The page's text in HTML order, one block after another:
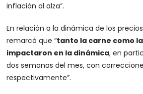
inflación al alza”.
En relación a la dinámica de los
remarcó que “tanto la carne como
impactaron en la dinámica, en
dos semanas del mes, con
respectivamente”.